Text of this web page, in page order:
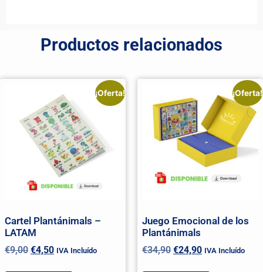
Productos relacionados
¡Oferta!
Cartel Plantánimals –
LATAM
€9,00 €4,50 IVA Incluído
¡Oferta!
Juego Emocional de los
Plantánimals
€34,90 €24,90 IVA Incluído